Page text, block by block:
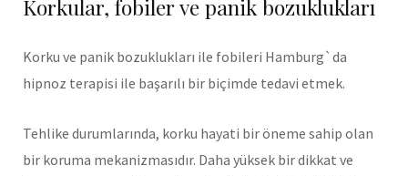
Korkular, fobiler ve panik bozuklukları
Korku ve panik bozuklukları ile fobileri Hamburg`da
hipnoz terapisi ile başarılı bir biçimde tedavi etmek.
Tehlike durumlarında, korku hayati bir öneme sahip olan
bir koruma mekanizmasıdır. Daha yüksek bir dikkat ve